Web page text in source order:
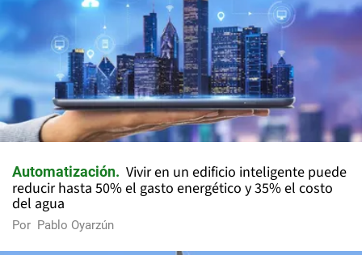
Automatización
Vivir en un edificio inteligente puede
reducir hasta 50% el gasto energético y 35% el costo
del agua
Por Pablo Oyarzún